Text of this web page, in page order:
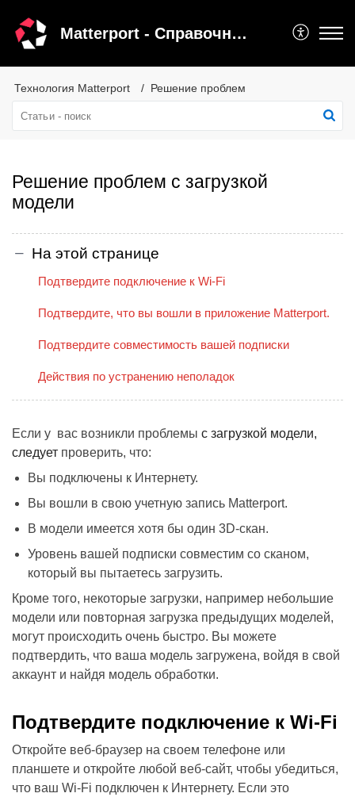
Matterport - Справочный центр
Технология Matterport Решение проблем
Решение проблем с загрузкой
модели
На этой странице
Подтвердите подключение к Wi-Fi
Подтвердите, что вы вошли в приложение Matterport.
Подтвердите совместимость вашей подписки
Действия по устранению неполадок
Если у вас возникли проблемы с загрузкой модели,
следует проверить, что:
Вы подключены к Интернету.
Вы вошли в свою учетную запись Matterport.
В модели имеется хотя бы один 3D-скан.
Уровень вашей подписки совместим со сканом,
который вы пытаетесь загрузить.
Кроме того, некоторые загрузки, например небольшие
модели или повторная загрузка предыдущих моделей,
могут происходить очень быстро. Вы можете
подтвердить, что ваша модель загружена, войдя в свой
аккаунт и найдя модель обработки.
Подтвердите подключение к Wi-Fi
Откройте веб-браузер на своем телефоне или
планшете и откройте любой веб-сайт, чтобы убедиться,
что ваш Wi-Fi подключен к Интернету. Если это